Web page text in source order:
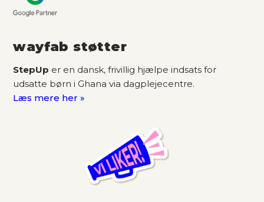
wayfab støtter
StepUp er en dansk, frivillig hjælpe indsats for
udsatte børn i Ghana via dagplejecentre.
Læs mere her »